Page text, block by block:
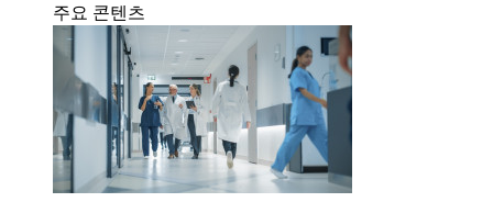
주요 콘텐츠